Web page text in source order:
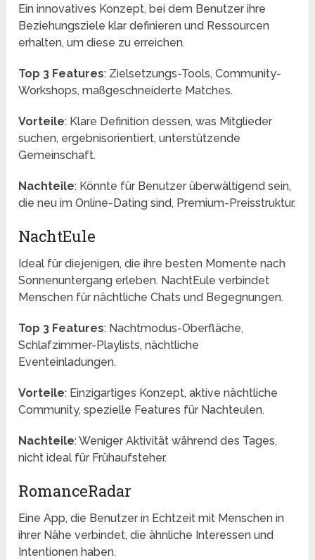
Ein innovatives Konzept, bei dem Benutzer ihre
Beziehungsziele klar definieren und Ressourcen
erhalten, um diese zu erreichen.
Top 3 Features: Zielsetzungs-Tools, Community-
Workshops, maßgeschneiderte Matches.
Vorteile: Klare Definition dessen, was Mitglieder
suchen, ergebnisorientiert, unterstützende
Gemeinschaft.
Nachteile: Könnte für Benutzer überwältigend sein,
die neu im Online-Dating sind, Premium-Preisstruktur.
NachtEule
Ideal für diejenigen, die ihre besten Momente nach
Sonnenuntergang erleben. NachtEule verbindet
Menschen für nächtliche Chats und Begegnungen.
Top 3 Features: Nachtmodus-Oberfläche,
Schlafzimmer-Playlists, nächtliche
Eventeinladungen.
Vorteile: Einzigartiges Konzept, aktive nächtliche
Community, spezielle Features für Nachteulen.
Nachteile: Weniger Aktivität während des Tages,
nicht ideal für Frühaufsteher.
RomanceRadar
Eine App, die Benutzer in Echtzeit mit Menschen in
ihrer Nähe verbindet, die ähnliche Interessen und
Intentionen haben.